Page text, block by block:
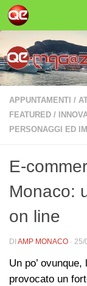
Salta al
APPUNTAMENTI /
FEATURED /
PERSONAGGI ED
E-
Monaco:
on line
DI AMP MONACO · 25/
Un po’
provocato un